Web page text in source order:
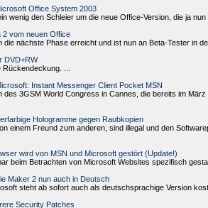
Office System 2003
wenig den Schleier um die neue Office-Version, die ja
2 vom neuen Office
nächste Phase erreicht und ist nun an Beta-Tester in
DVD+RW
...
Instant Messenger Client Pocket MSN
des 3GSM World Congress in Cannes, die bereits im
Hologramme gegen Raubkopien
einem Freund zum anderen, sind illegal und den
wird von MSN und Microsoft gestört (Update!)
beim Betrachten von Microsoft Websites spezifisch
Maker 2 nun auch in Deutsch
steht ab sofort auch als deutschsprachige Version
Security Patches